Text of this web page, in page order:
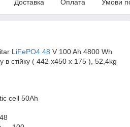
Доставка Оплата Умови
L iFePO4 48 V 100 Ah 4800 Wh
стійку ( 442 x450 х 175 ), 52,4kg
cell 50Ah